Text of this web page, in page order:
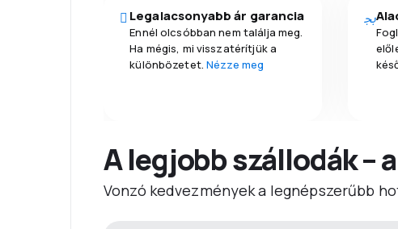
Legalacsonyabb ár garancia
Ennél olcsóbban nem találja meg.
Ha mégis, mi visszatérítjük a
különbözetet.Nézze meg
A legjobb szállodák
Vonzó kedvezmények a legnépszerűbb